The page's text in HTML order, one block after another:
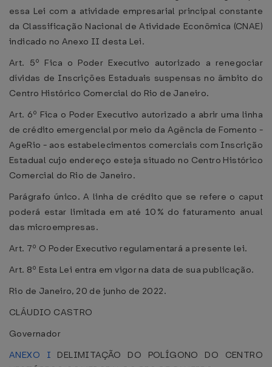
essa Lei com a atividade empresarial principal constante
da Classificação Nacional de Atividade Econômica (CNAE)
indicado no Anexo II desta Lei.
Art. 5º Fica o Poder Executivo autorizado a renegociar
dívidas de Inscrições Estaduais suspensas no âmbito do
Centro Histórico Comercial do Rio de Janeiro.
Art. 6º Fica o Poder Executivo autorizado a abrir uma linha
de crédito emergencial por meio da Agência de Fomento -
AgeRio - aos estabelecimentos comerciais com Inscrição
Estadual cujo endereço esteja situado no Centro Histórico
Comercial do Rio de Janeiro.
Parágrafo único. A linha de crédito que se refere o caput
poderá estar limitada em até 10% do faturamento anual
das microempresas.
Art. 7º O Poder Executivo regulamentará a presente lei.
Art. 8º Esta Lei entra em vigor na data de sua publicação.
Rio de Janeiro, 20 de junho de 2022.
CLÁUDIO CASTRO
Governador
ANEXO I DELIMITAÇÃO DO POLÍGONO DO CENTRO